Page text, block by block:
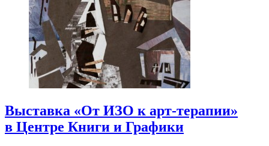
Выставка «От ИЗО к арт-терапии»
в Центре Книги и Графики